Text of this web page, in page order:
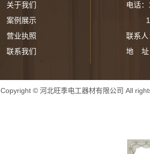
关于我们
案例展示
营业执照
联系我们
电话：
联系
地 址
Copyright © 河北旺季电工器材有限公司 All